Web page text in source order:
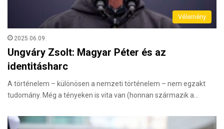
Vélemény
2025.06.09.
Ungváry Zsolt: Magyar Péter és az
identitásharc
A történelem – különösen a nemzeti történelem – nem egzakt
tudomány. Még a tényeken is vita van (honnan származik a…